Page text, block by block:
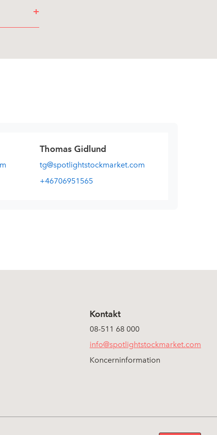
+
Thomas Gidlund
tg@spotlightstockmarket.com
+46706951565
Kontakt
08-511 68 000
info@spotlightstockmarket.com
Koncerninformation